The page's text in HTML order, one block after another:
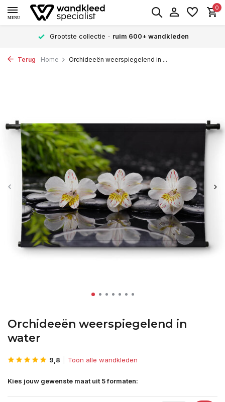
MENU
0
Grootste collectie - ruim 600+ wandkleden
Terug Home Orchideeën weerspiegelend in ...
Orchideeën weerspiegelend in
water
9,8 Toon alle wandkleden
Kies jouw gewenste maat uit 5 formaten: